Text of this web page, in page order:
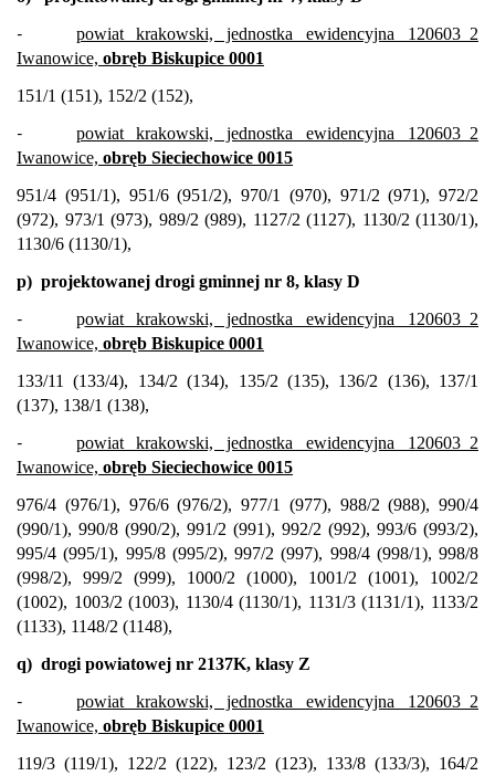
-
powiat krakowski, jednostka ewidencyjna 120603_2
Iwanowice, obręb Biskupice 0001
151/1 (151), 152/2 (152),
-
powiat krakowski, jednostka ewidencyjna 120603_2
Iwanowice, obręb Sieciechowice 0015
951/4 (951/1), 951/6 (951/2), 970/1 (970), 971/2 (971), 972/2
(972), 973/1 (973), 989/2 (989), 1127/2 (1127), 1130/2 (1130/1),
1130/6 (1130/1),
p) projektowanej drogi gminnej nr 8, klasy D
- powiat krakowski, jednostka ewidencyjna 120603_2
Iwanowice, obręb Biskupice 0001
133/11 (133/4), 134/2 (134), 135/2 (135), 136/2 (136), 137/1
(137), 138/1 (138),
-
powiat krakowski, jednostka ewidencyjna 120603_2
Iwanowice, obręb Sieciechowice 0015
976/4 (976/1), 976/6 (976/2), 977/1 (977), 988/2 (988), 990/4
(990/1), 990/8 (990/2), 991/2 (991), 992/2 (992), 993/6 (993/2),
995/4 (995/1), 995/8 (995/2), 997/2 (997), 998/4 (998/1), 998/8
(998/2), 999/2 (999), 1000/2 (1000), 1001/2 (1001), 1002/2
(1002), 1003/2 (1003), 1130/4 (1130/1), 1131/3 (1131/1), 1133/2
(1133), 1148/2 (1148),
q) drogi powiatowej nr 2137K, klasy Z
-
powiat krakowski, jednostka ewidencyjna 120603_2
Iwanowice, obręb Biskupice 0001
119/3 (119/1), 122/2 (122), 123/2 (123), 133/8 (133/3), 164/2